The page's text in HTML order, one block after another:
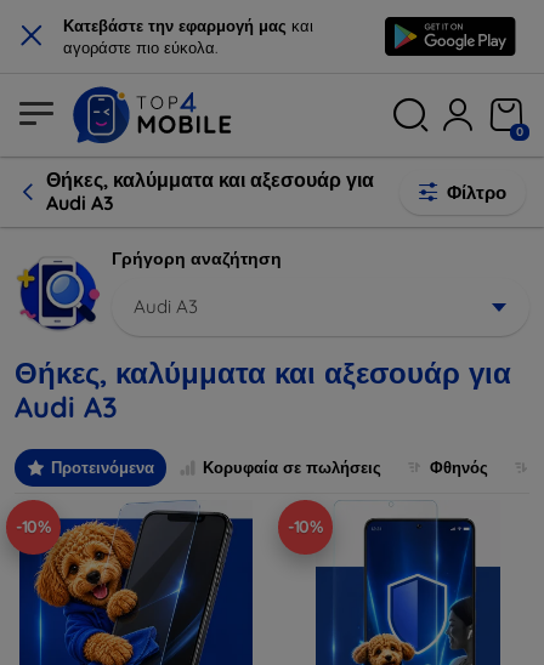
× Κατεβάστε την εφαρμογή μας και
αγοράστε πιο εύκολα.
0
Θήκες, καλύμματα και αξεσουάρ για
Audi A3
Φίλτρο
Γρήγορη αναζήτηση
Audi A3
Θήκες, καλύμματα και αξεσουάρ για
Audi A3
Προτεινόμενα Κορυφαία σε πωλήσεις Φθηνός
-10% -10%